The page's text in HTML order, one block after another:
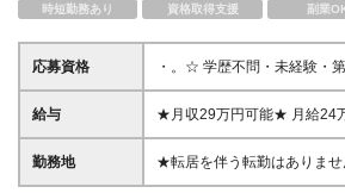
時短勤務あり
資格取得支援 副業
応募資格
・。☆ 学歴不問・未経験・
ではなく、共に長く働いて
くれるスタッフをお待ちしています♪ 【
ーに興味がある方 ＊人を笑
長く働きたい方 ＊好奇心旺盛
給与
★月収29万円可能★ 月給24万1,937円～+各種手当
（エリアにより異なる） 首都圏：月給24万1,937円～
（みなし残業代 4,937円～） ※月給に含まれるみなし
勤務地
★転居を伴う転勤はありません ＜SIENA ROSE
東京都 丸ビル ■住宅手当(1人暮らしの場合／関東2万